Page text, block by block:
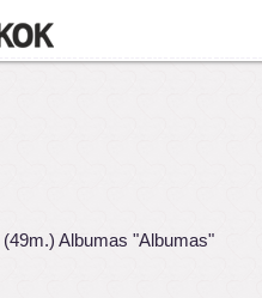
(49m.) Albumas "Albumas"